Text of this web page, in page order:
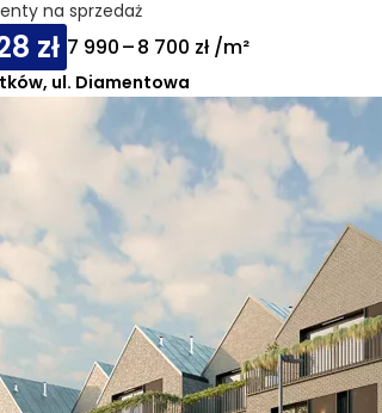
na sprzedaż
zł 7 990 – 8 700 zł /m²
ul. Diamentowa